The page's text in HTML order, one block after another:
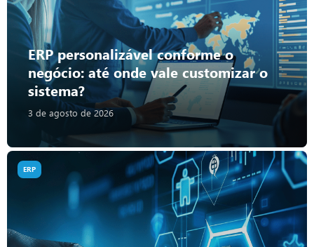
ERP personalizável conforme o
negócio: até onde vale customizar o
sistema?
3 de agosto de 2026
ERP